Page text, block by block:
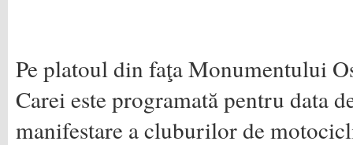
Pe platoul din faţa Monumentului
Carei este programată pentru data
manifestare a cluburilor de